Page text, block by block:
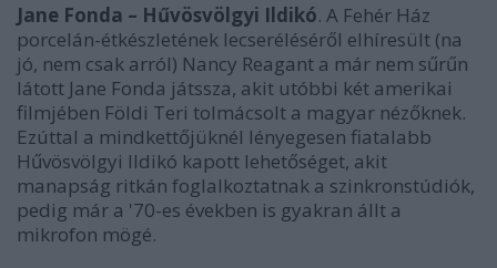
Jane Fonda – Hűvösvölgyi Ildikó. A Fehér Ház
porcelán-étkészletének lecseréléséről elhíresült (na
jó, nem csak arról) Nancy Reagant a már nem sűrűn
látott Jane Fonda játssza, akit utóbbi két amerikai
filmjében Földi Teri tolmácsolt a magyar nézőknek.
Ezúttal a mindkettőjüknél lényegesen fiatalabb
Hűvösvölgyi Ildikó kapott lehetőséget, akit
manapság ritkán foglalkoztatnak a szinkronstúdiók,
pedig már a '70-es években is gyakran állt a
mikrofon mögé.